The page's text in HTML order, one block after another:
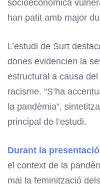
socioeconòmica
han patit amb major
L’estudi de Surt
dones evidencien la
estructural a causa
racisme. “S’ha
la pandèmia”,
principal de l’estudi.
Durant la presentació
el context de la
mai la feminització